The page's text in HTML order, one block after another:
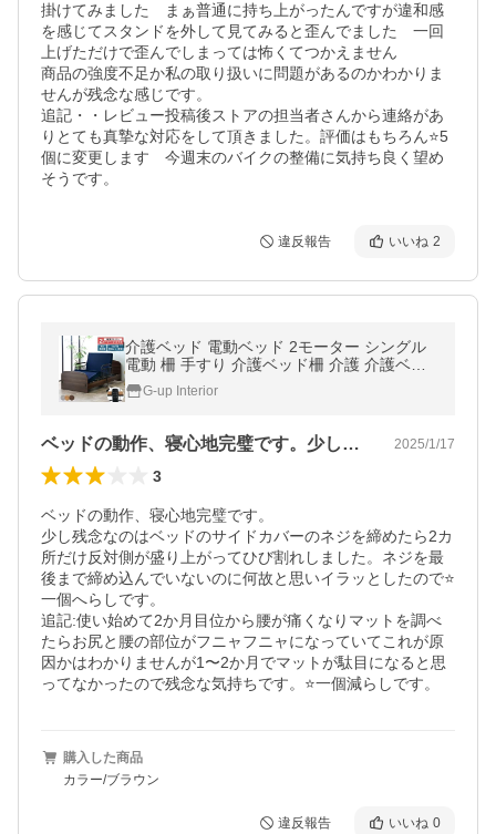
掛けてみました　まぁ普通に持ち上がったんですが違和感
を感じてスタンドを外して見てみると歪んでました　一回
上げただけで歪んでしまっては怖くてつかえません
商品の強度不足か私の取り扱いに問題があるのかわかりま
せんが残念な感じです。
追記・・レビュー投稿後ストアの担当者さんから連絡があ
りとても真摯な対応をして頂きました。評価はもちろん⭐️5
個に変更します　今週末のバイクの整備に気持ち良く望め
そうです。
違反報告 いいね 2
介護ベッド 電動ベッド 2モーター シングル
電動 柵 手すり 介護ベッド柵 介護 介護ベッ
ド手すり リクライニングベッド マットレス
付 介護用ベッド T40-2Q
G-up Interior
ベッドの動作、寝心地完璧です。少し残念… 2025/1/17
3
ベッドの動作、寝心地完璧です。
少し残念なのはベッドのサイドカバーのネジを締めたら2カ
所だけ反対側が盛り上がってひび割れしました。ネジを最
後まで締め込んでいないのに何故と思いイラッとしたので⭐️
一個へらしです。
追記:使い始めて2か月目位から腰が痛くなりマットを調べ
たらお尻と腰の部位がフニャフニャになっていてこれが原
因かはわかりませんが1〜2か月でマットが駄目になると思
ってなかったので残念な気持ちです。⭐️一個減らしです。
購入した商品
カラー/ブラウン
違反報告 いいね 0